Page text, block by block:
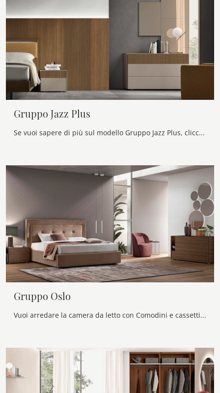
Gruppo Jazz Plus
Se vuoi sapere di più sul modello Gruppo Jazz Plus, clicca e scopri i Comodini e comò Maronese ideali per la tua camera da letto.
Gruppo Oslo
Vuoi arredare la camera da letto con Comodini e cassettiere di Maronese? Ti presentiamo il modello Gruppo Oslo in melaminico per spazi design.